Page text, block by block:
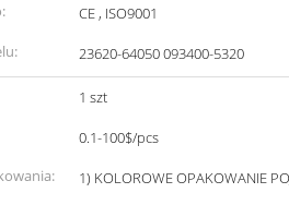
CE , ISO9001
23620-64050 093400-5320
1 szt
0.1-100$/pcs
1) KOLOROWE OPAKOWANIE